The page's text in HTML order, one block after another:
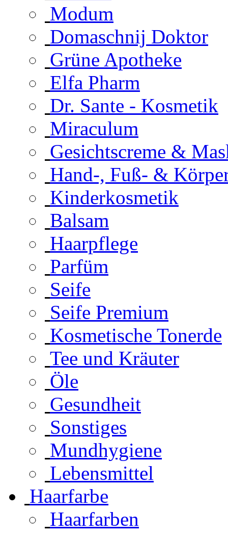
Modum
Domaschnij Doktor
Grüne Apotheke
Elfa Pharm
Dr. Sante - Kosmetik
Miraculum
Gesichtscreme &
Hand-, Fuß- &
Kinderkosmetik
Balsam
Haarpflege
Parfüm
Seife
Seife Premium
Kosmetische Tonerde
Tee und Kräuter
Öle
Gesundheit
Sonstiges
Mundhygiene
Lebensmittel
Haarfarbe
Haarfarben